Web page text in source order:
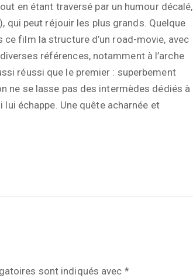
en étant traversé par un humour décalé,
qui peut réjouir les plus grands. Quelque
ce film la structure d’un road-movie, avec
références, notamment à l’arche
réussi que le premier : superbement
ne se lasse pas des intermèdes dédiés à
échappe. Une quête acharnée et
sont indiqués avec *